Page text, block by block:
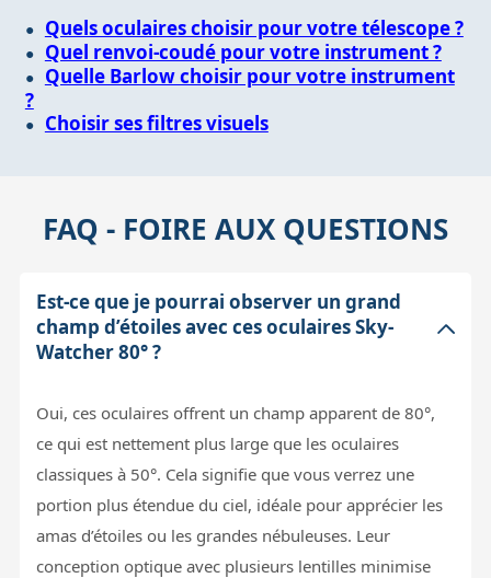
Quels oculaires choisir pour votre télescope ?
Quel renvoi-coudé pour votre instrument ?
Quelle Barlow choisir pour votre instrument
?
Choisir ses filtres visuels
FAQ - FOIRE AUX QUESTIONS
Est-ce que je pourrai observer un grand
champ d’étoiles avec ces oculaires Sky-
Watcher 80° ?
Oui, ces oculaires offrent un champ apparent de 80°,
ce qui est nettement plus large que les oculaires
classiques à 50°. Cela signifie que vous verrez une
portion plus étendue du ciel, idéale pour apprécier les
amas d’étoiles ou les grandes nébuleuses. Leur
conception optique avec plusieurs lentilles minimise